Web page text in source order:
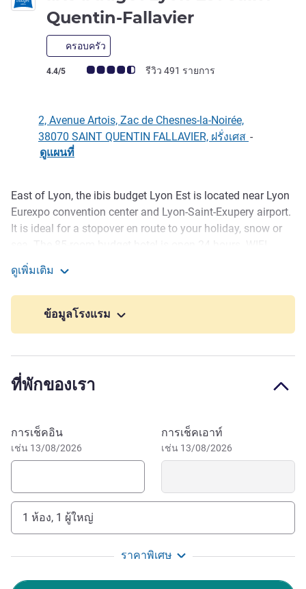
Quentin-Fallavier
ครอบครัว
คะแนนความคิดเห็นจากแขก (เรทติ้งบน ALL)
4.4/5 รีวิว 491 รายการ
2, Avenue Artois, Zac de Chesnes-la-Noirée,
38070 SAINT QUENTIN FALLAVIER, ฝรั่งเศส -
ดูแผนที่
รายละเอียด
East of Lyon, the ibis budget Lyon Est is located near Lyon
Eurexpo convention center and Lyon-Saint-Exupery airport.
It is ideal for a stopover en route to your holiday, snow or
access is free and unlimited throughout the hotel with
satellite TV and individual air conditioning. Closed, free car
park. An ideal hotel to discover Lyon and its surroundings
We are pleased to welcome you to Saint Quentin
is professional, personal or sporting. The whole team joins
me in welcoming you!
Franck Feuvrier ฝ่ายบริหารโรงแรม
ดูเพิ่มเติม
ข้อมูลโรงแรม
ที่พักของเรา
จองโรงแรมนี้
การเช็คอิน
เช่น 13/08/2026
การเช็คเอาท์
เช่น 13/08/2026
1 ห้อง, 1 ผู้ใหญ่
ราคาพิเศษ